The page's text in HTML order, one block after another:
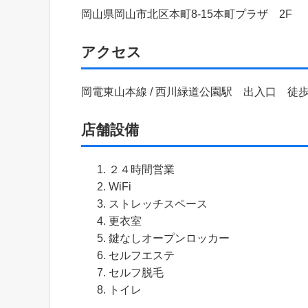
岡山県岡山市北区本町8-15本町プラザ 2F
アクセス
岡電東山本線 / 西川緑道公園駅 出入口 徒
店舗設備
２４時間営業
WiFi
ストレッチスペース
更衣室
鍵なしオープンロッカー
セルフエステ
セルフ脱毛
トイレ